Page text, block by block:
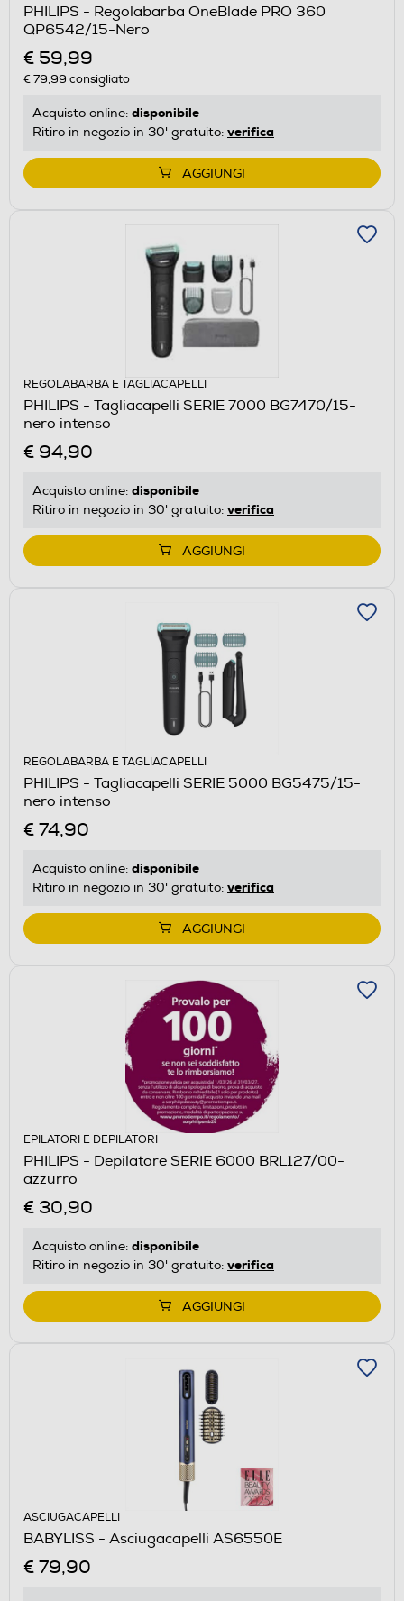
PHILIPS - Regolabarba OneBlade PRO 360
QP6542/15-Nero
€ 59,99
€ 79,99 consigliato
Acquisto online: disponibile
Ritiro in negozio in 30' gratuito: verifica
AGGIUNGI
REGOLABARBA E TAGLIACAPELLI
PHILIPS - Tagliacapelli SERIE 7000 BG7470/15-
nero intenso
€ 94,90
Acquisto online: disponibile
Ritiro in negozio in 30' gratuito: verifica
AGGIUNGI
REGOLABARBA E TAGLIACAPELLI
PHILIPS - Tagliacapelli SERIE 5000 BG5475/15-
nero intenso
€ 74,90
Acquisto online: disponibile
Ritiro in negozio in 30' gratuito: verifica
AGGIUNGI
EPILATORI E DEPILATORI
PHILIPS - Depilatore SERIE 6000 BRL127/00-
azzurro
€ 30,90
Acquisto online: disponibile
Ritiro in negozio in 30' gratuito: verifica
AGGIUNGI
ASCIUGACAPELLI
BABYLISS - Asciugacapelli AS6550E
€ 79,90